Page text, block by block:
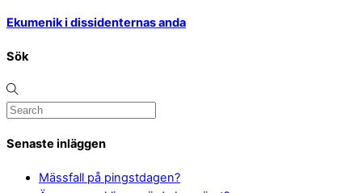
Ekumenik i dissidenternas anda
Sök
Senaste inläggen
Mässfall på pingstdagen?